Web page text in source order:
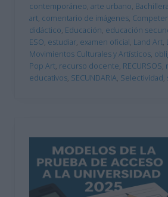
contemporáneo, arte urbano,
art, comentario de imágenes,
didáctico, Educación, educación
ESO, estudiar, examen oficial, Land Art,
Movimientos Culturales y Artísticos,
Pop Art, recurso docente, RECURSOS,
educativos, SECUNDARIA, Selectividad,